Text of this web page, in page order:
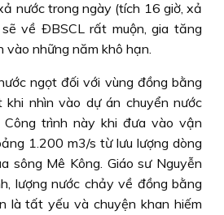
nước trong ngày (tích 16 giờ, xả
về ÐBSCL rất muộn, gia tăng
vào những năm khô hạn.
ngọt đối với vùng đồng bằng
nhìn vào dự án chuyển nước
Công trình này khi đưa vào vận
1.200 m3/s từ lưu lượng dòng
sông Mê Kông. Giáo sư Nguyễn
lượng nước chảy về đồng bằng
là tất yếu và chuyện khan hiếm